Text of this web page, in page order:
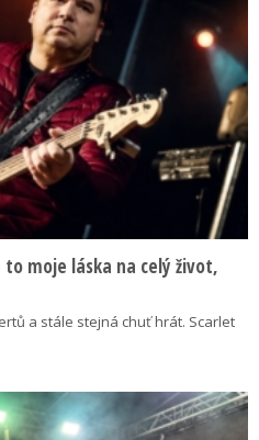
to moje láska na celý život,
a stále stejná chuť hrát. Scarlet